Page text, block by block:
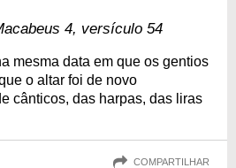
4, versículo 54
mesma data em que os gentios
o altar foi de novo
cânticos, das harpas, das liras
COMPARTILHAR